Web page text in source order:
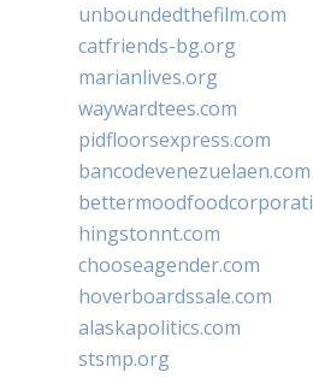
unboundedthefilm.com
catfriends-bg.org
marianlives.org
waywardtees.com
pidfloorsexpress.com
bancodevenezuelaen.com
hingstonnt.com
chooseagender.com
hoverboardssale.com
alaskapolitics.com
stsmp.org